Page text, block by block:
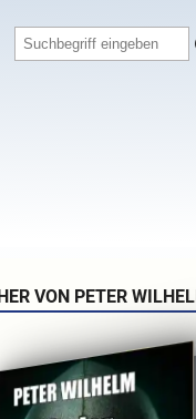
VON PETER